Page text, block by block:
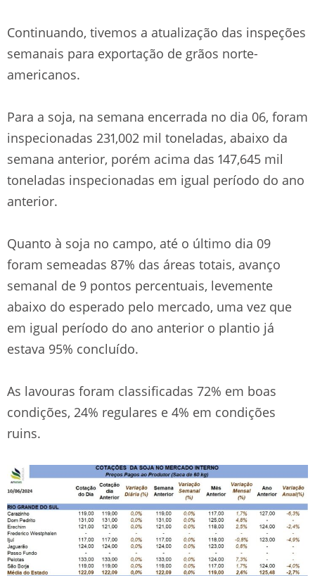
Continuando, tivemos a atualização das inspeções
semanais para exportação de grãos norte-
americanos.
Para a soja, na semana encerrada no dia 06, foram
inspecionadas 231,002 mil toneladas, abaixo da
semana anterior, porém acima das 147,645 mil
toneladas inspecionadas em igual período do ano
anterior.
Quanto à soja no campo, até o último dia 09
foram semeadas 87% das áreas totais, avanço
semanal de 9 pontos percentuais, levemente
abaixo do esperado pelo mercado, uma vez que
em igual período do ano anterior o plantio já
estava 95% concluído.
As lavouras foram classificadas 72% em boas
condições, 24% regulares e 4% em condições
ruins.